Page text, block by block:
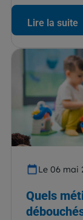
Lire la suite
Le 06 mai
Quels